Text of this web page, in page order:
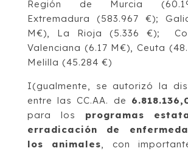
Región de Murcia
Extremadura (583.967 €);
M€), La Rioja (5.336 €);
Valenciana (6.17 M€), Ceuta
Melilla (45.284 €)
I(gualmente, se autorizó la
entre las CC.AA. de
para los programas
erradicación de
los animales, con